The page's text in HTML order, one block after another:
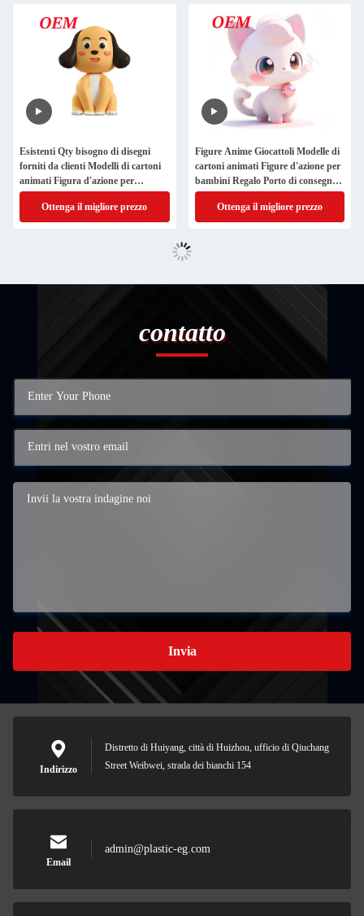
Esistenti Qty bisogno di disegni
forniti da clienti Modelli di cartoni
animati Figura d'azione per
bambini regalo
Ottenga il migliore prezzo
Figure Anime Giocattoli Modelle di
cartoni animati Figure d'azione per
bambini Regalo Porto di consegna
Shenzhen
Ottenga il migliore prezzo
contatto
Invia
Indirizzo
Distretto di Huiyang, città di Huizhou, ufficio di Qiuchang
Street Weibwei, strada dei bianchi 154
Email
admin@plastic-eg.com